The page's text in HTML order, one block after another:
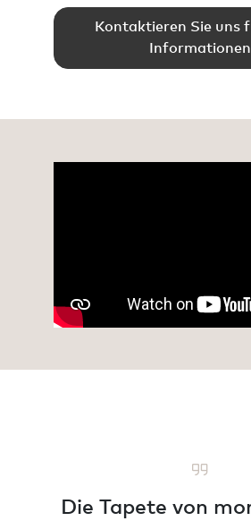
Kontaktieren Sie uns
Informationen
Die Tapete von